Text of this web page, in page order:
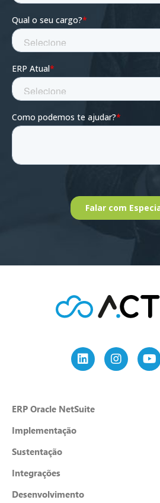
ERP Oracle NetSuite
Implementação
Sustentação
Integrações
Desenvolvimento